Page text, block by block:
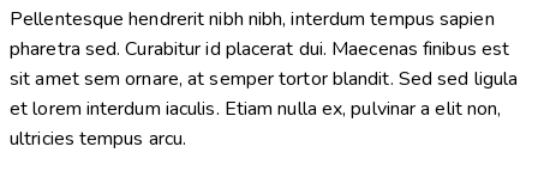
Pellentesque hendrerit nibh nibh, interdum tempus sapien
pharetra sed. Curabitur id placerat dui. Maecenas finibus est
sit amet sem ornare, at semper tortor blandit. Sed sed ligula
et lorem interdum iaculis. Etiam nulla ex, pulvinar a elit non,
ultricies tempus arcu.